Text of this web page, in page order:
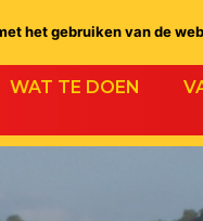
WAT TE DOEN
het gebruiken van de